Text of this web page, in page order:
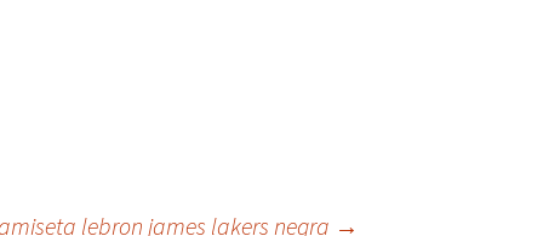
lebron james lakers negra →